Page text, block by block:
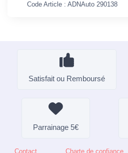
Code Article : ADNAuto 290138
Satisfait ou Remboursé
Parrainage 5€
Contact Charte de confiance